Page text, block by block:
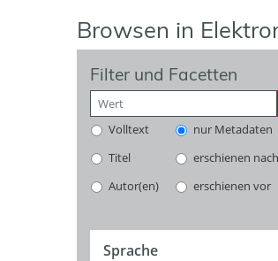
Browsen in
Filter und Facetten
Volltext
nur Metadaten
Titel
erschienen nach
Autor(en)
erschienen vor
Sprache